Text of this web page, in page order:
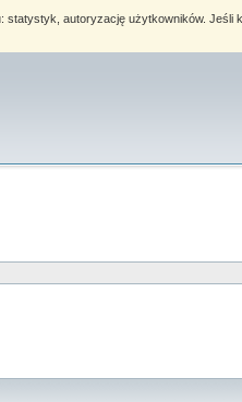
statystyk, autoryzację użytkowników.